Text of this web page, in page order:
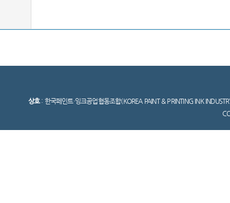
상호: 한국페인트·잉크공업협동조합(KOREA PAINT & PRINTING INK